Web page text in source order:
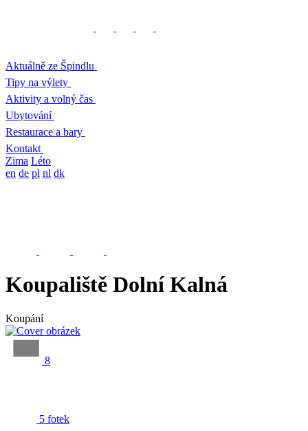
Aktuálně ze Špindlu
Tipy na výlety
Aktivity a volný čas
Ubytování
Restaurace a bary
Kontakt
Zima Léto
en de pl nl dk
Koupaliště Dolní Kalná
Koupání
8
5 fotek